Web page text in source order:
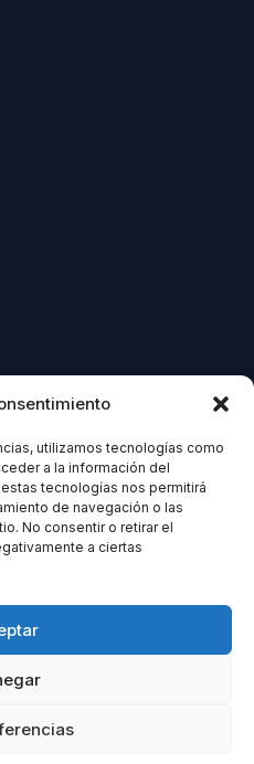
utilizamos tecnologías como
a la información del
tecnologías nos permitirá
de navegación o las
No consentir o retirar el
a ciertas
los derechos reservados.